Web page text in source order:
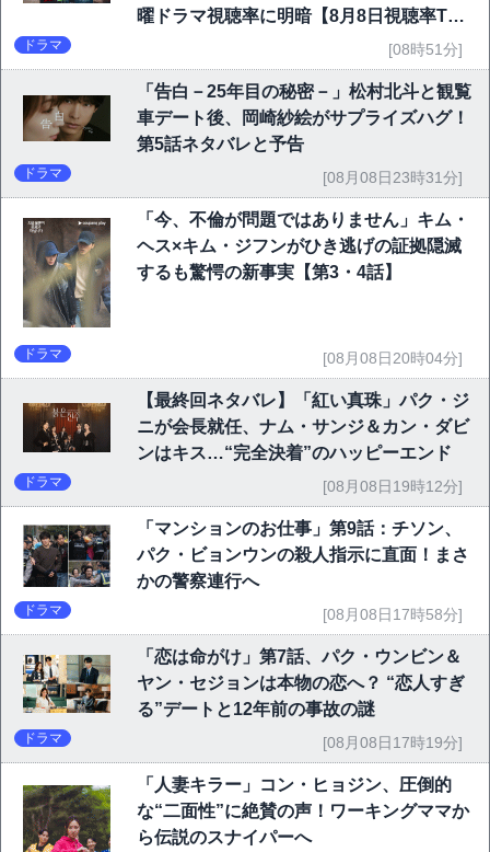
曜ドラマ視聴率に明暗【8月8日視聴率TO
ドラマ [08時51分]
「告白－25年目の秘密－」松村北斗と観覧
車デート後、岡崎紗絵がサプライズハグ！
第5話ネタバレと予告
ドラマ [08月08日23時31分]
「今、不倫が問題ではありません」キム・
ヘス×キム・ジフンがひき逃げの証拠隠滅
するも驚愕の新事実【第3・4話】
ドラマ [08月08日20時04分]
【最終回ネタバレ】「紅い真珠」パク・ジ
ニが会長就任、ナム・サンジ＆カン・ダビ
ンはキス…“完全決着”のハッピーエンド
ドラマ [08月08日19時12分]
「マンションのお仕事」第9話：チソン、
パク・ビョンウンの殺人指示に直面！まさ
かの警察連行へ
ドラマ [08月08日17時58分]
「恋は命がけ」第7話、パク・ウンビン＆
ヤン・セジョンは本物の恋へ？ “恋人すぎ
る”デートと12年前の事故の謎
ドラマ [08月08日17時19分]
「人妻キラー」コン・ヒョジン、圧倒的
な“二面性”に絶賛の声！ワーキングママか
ら伝説のスナイパーへ